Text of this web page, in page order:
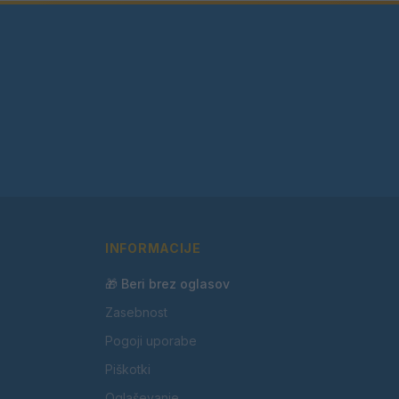
INFORMACIJE
🎁 Beri brez oglasov
Zasebnost
Pogoji uporabe
Piškotki